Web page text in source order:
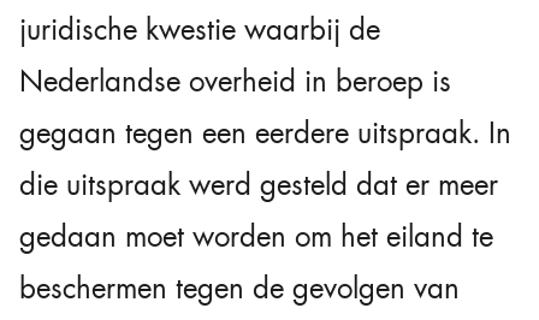
juridische kwestie waarbij de
Nederlandse overheid in beroep is
gegaan tegen een eerdere uitspraak. In
die uitspraak werd gesteld dat er meer
gedaan moet worden om het eiland te
beschermen tegen de gevolgen van